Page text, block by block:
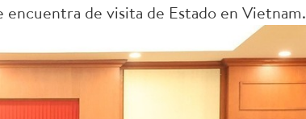
encuentra de visita de Estado en Vietnam.